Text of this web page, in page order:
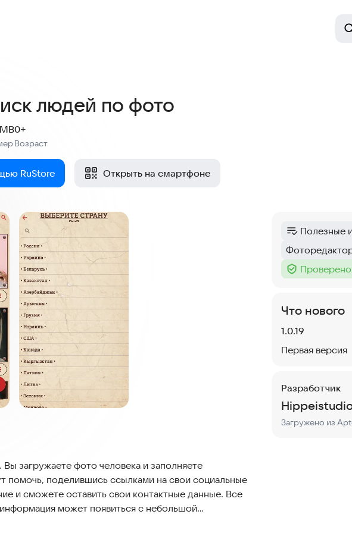
людей по фото
Возраст
0+
RuStore Открыть на смартфоне
загружаете фото человека и заполняете
помочь, поделившись ссылками на свои социальные
и сможете оставить свои контактные данные. Все
может появиться с небольшой
возраст, страну, город и загрузить несколько
Категория:
Полезные
Тег :
Тег :
Что нового
Версия:
1.0.19
Первая версия
Разработчик
Загружено из